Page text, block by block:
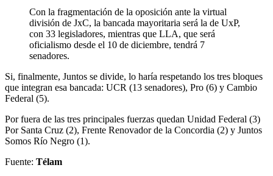
Con la fragmentación de la oposición ante la virtual
división de JxC, la bancada mayoritaria será la de UxP,
con 33 legisladores, mientras que LLA, que será
oficialismo desde el 10 de diciembre, tendrá 7
senadores.
Si, finalmente, Juntos se divide, lo haría respetando los tres bloques
que integran esa bancada: UCR (13 senadores), Pro (6) y Cambio
Federal (5).
Por fuera de las tres principales fuerzas quedan Unidad Federal (3)
Por Santa Cruz (2), Frente Renovador de la Concordia (2) y Juntos
Somos Río Negro (1).
Fuente: Télam